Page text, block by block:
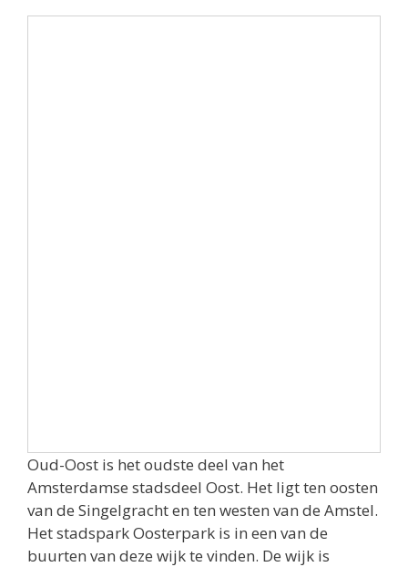
Oud-Oost is het oudste deel van het
Amsterdamse stadsdeel Oost. Het ligt ten oosten
van de Singelgracht en ten westen van de Amstel.
Het stadspark Oosterpark is in een van de
buurten van deze wijk te vinden. De wijk is